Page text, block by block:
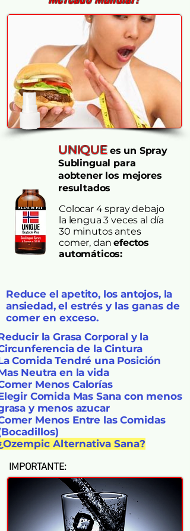
UNIQUE es un Spray
Sublingual para
aobtener los mejores
resultados
Colocar 4 spray debajo
la lengua 3 veces al día
30 minutos antes
comer, danefectos
automáticos:
Reduce el apetito, los antojos, la
ansiedad,el estrés y las ganas de
comer en exceso.
la Grasa Corporal y la
de la Cintura​
Comida Tendré una Posición
Neutra en la vida
Menos Calorías
Comida Mas Sana con menos
y menos azucar
Menos Entre lasComidas
Alternativa Sana?
IMPORTANTE: